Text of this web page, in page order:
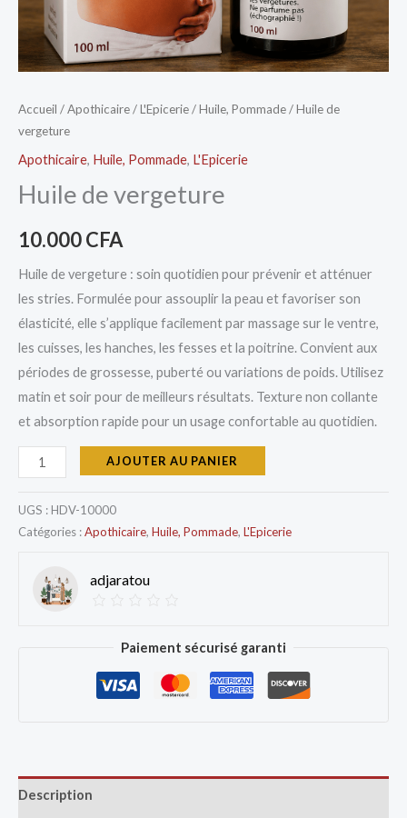
Accueil /Apothicaire/L'Epicerie/Huile, Pommade/ Huile de
vergeture
Apothicaire, Huile, Pommade, L'Epicerie
Huile de vergeture
10.000CFA
Huile de vergeture : soin quotidien pour prévenir et atténuer
les stries. Formulée pour assouplir la peau et favoriser son
élasticité, elle s’applique facilement par massage sur le ventre,
les cuisses, les hanches, les fesses et la poitrine. Convient aux
périodes de grossesse, puberté ou variations de poids. Utilisez
matin et soir pour de meilleurs résultats. Texture non collante
et absorption rapide pour un usage confortable au quotidien.
AJOUTER AU PANIER
UGS : HDV-10000
Catégories :Apothicaire, Huile, Pommade, L'Epicerie
adjaratou
Paiement sécurisé garanti
Description